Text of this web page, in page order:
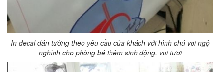
In decal dán tường theo yêu cầu của khách với hình chú voi ngộ
nghỉnh cho phòng bé thêm sinh động, vui tươi